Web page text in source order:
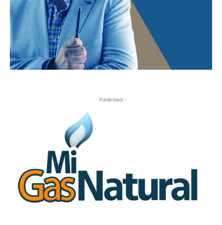
- Publicidad -